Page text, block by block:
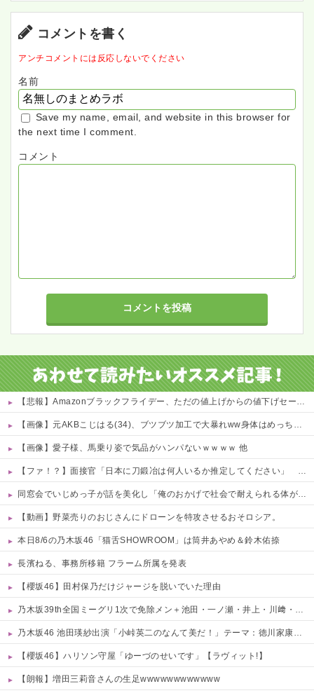
コメントを書く
アンチコメントには反応しないでください
名前
Save my name, email, and website in this browser for
the next time I comment.
コメント
【悲報】Amazonブラックフライデー、ただの値上げからの値下げセールだったｗｗｗ 他
【画像】元AKBこじはる(34)、ブツブツ加工で大暴れww身体はめっちゃいいのにな・・・ 他
【画像】愛子様、馬乗り姿で気品がハンパないｗｗｗｗ 他
【ファ！？】面接官「日本に刀鍛冶は何人いるか推定してください」 俺「188人です」 面接官「どういう風に考えましたか？」 俺「知ってました」→この後『こう』なったんだがマジで納得いかない！！！！！
同窓会でいじめっ子が話を美化し「俺のおかげで社会で耐えられる体ができたろw」と調子に乗る←武道で体を鍛えた元被害者に詰め寄られて顔面蒼白で平謝りｗｗｗ
【動画】野菜売りのおじさんにドローンを特攻させるおそロシア。
本日8/6の乃木坂46「猫舌SHOWROOM」は筒井あやめ＆鈴木佑捺
長濱ねる、事務所移籍 フラーム所属を発表
【櫻坂46】田村保乃だけジャージを脱いでいた理由
乃木坂39th全国ミーグリ1次で免除メン＋池田・一ノ瀬・井上・川﨑・菅原・中西が全完売
乃木坂46 池田瑛紗出演「小峠英二のなんて美だ！」テーマ：徳川家康【2025.8.5 24:00〜 TOKYO MX】
【櫻坂46】ハリソン守屋「ゆーづのせいです」【ラヴィット!】
【朗報】増田三莉音さんの生足wwwwwwwwwwww